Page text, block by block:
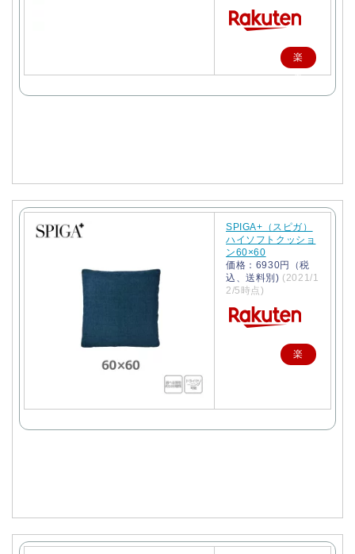
楽
天
SPIGA+（スピガ）
ハイソフトクッショ
ン60×60
価格：6930円（税
込、送料別) (2021/1
2/5時点)
楽